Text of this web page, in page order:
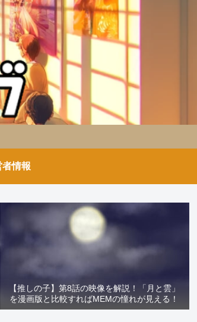
者情報
【推しの子】第8話の映像を解説！「月と雲」
を漫画版と比較すればMEMの憧れが見える！